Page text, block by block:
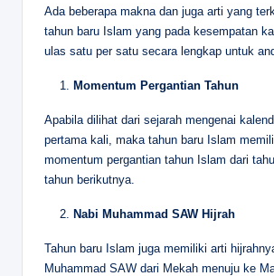
Ada beberapa makna dan juga arti yang
tahun baru Islam yang pada kesempatan
ulas satu per satu secara lengkap untuk
Momentum Pergantian Tahun
Apabila dilihat dari sejarah mengenai
pertama kali, maka tahun baru Islam
momentum pergantian tahun Islam dari
tahun berikutnya.
Nabi Muhammad SAW Hijrah
Tahun baru Islam juga memiliki arti
Muhammad SAW dari Mekah menuju ke